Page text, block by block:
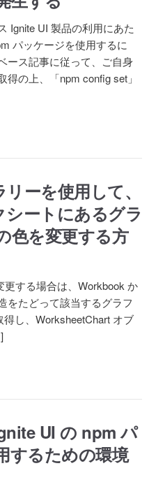
Ignite UI 製品の利用にあた
パッケージを使用するに
ース記事に従って、ご自身
の上、「npm config set」
ーを使用して、
ートにあるグラ
色を変更する方
する場合は、Workbook か
をたどって該当するグラフ
し、WorksheetChart オブ
UI の npm パ
するための環境